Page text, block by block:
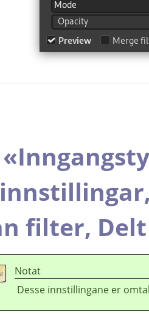
«
filter,
Notat
Desse innstillingane er